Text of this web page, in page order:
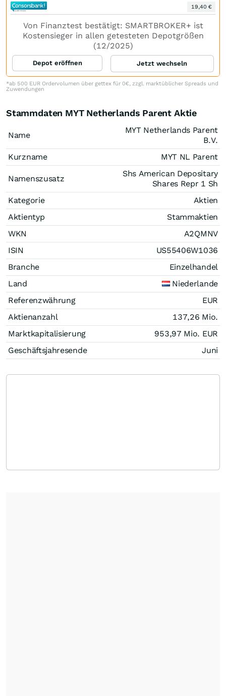
19,40 €
Von Finanztest bestätigt: SMARTBROKER+ ist
Kostensieger in allen getesteten Depotgrößen
(12/2025)
Depot eröffnen Jetzt wechseln
*ab 500 EUR Ordervolumen über gettex für 0€, zzgl. marktüblicher Spreads und
Zuwendungen
Stammdaten MYT Netherlands Parent Aktie
Name
MYT Netherlands Parent
B.V.
Kurzname
MYT NL Parent
Namenszusatz
Shs American Depositary
Shares Repr 1 Sh
Kategorie
Aktien
Aktientyp
Stammaktien
WKN
A2QMNV
ISIN
US55406W1036
Branche
Einzelhandel
Land
Niederlande
Referenzwährung
EUR
Aktienanzahl
137,26 Mio.
Marktkapitalisierung
953,97 Mio. EUR
Geschäftsjahresende
Juni